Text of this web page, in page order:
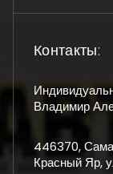
Контакты:
Владимир
446370,
Красный Яр,